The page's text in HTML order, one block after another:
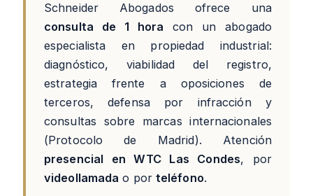
Schneider Abogados ofrece una
consulta de 1 hora con un abogado
especialista en propiedad industrial:
diagnóstico, viabilidad del registro,
estrategia frente a oposiciones de
terceros, defensa por infracción y
consultas sobre marcas internacionales
(Protocolo de Madrid). Atención
presencial en WTC Las Condes, por
videollamada o por teléfono.